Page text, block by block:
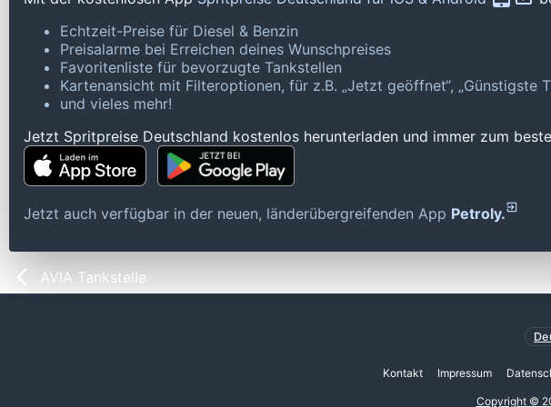
Echtzeit-Preise für Diesel & Benzin
Preisalarme bei Erreichen deines Wunschpreises
Favoritenliste für bevorzugte Tankstellen
Kartenansicht mit Filteroptionen, für z.B. „Jetzt geöffnet“, „Günstigste
und vieles mehr!
Jetzt Spritpreise Deutschland kostenlos herunterladen und immer zum
Jetzt auch verfügbar in der neuen, länderübergreifenden App Petroly.
AVIA Tankstelle
Kontakt Impressum
Copyright ©